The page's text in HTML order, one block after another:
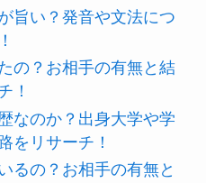
旨い？発音や文法につ
の？お相手の有無と結
！
なのか？出身大学や学
をリサーチ！
るの？お相手の有無と